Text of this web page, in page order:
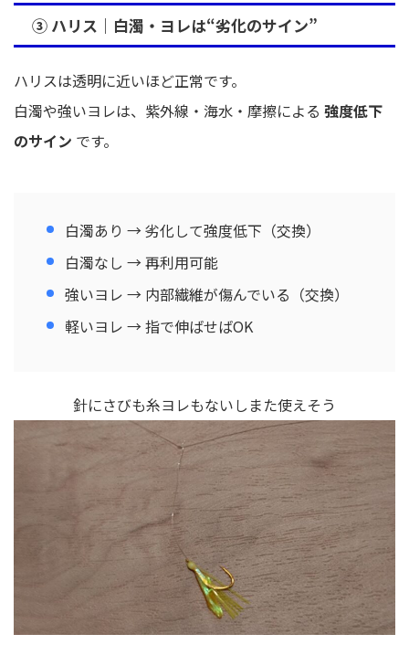
③ ハリス｜白濁・ヨレは“劣化のサイン”
ハリスは透明に近いほど正常です。
白濁や強いヨレは、紫外線・海水・摩擦による 強度低下
のサイン です。
白濁あり → 劣化して強度低下（交換）
白濁なし → 再利用可能
強いヨレ → 内部繊維が傷んでいる（交換）
軽いヨレ → 指で伸ばせばOK
針にさびも糸ヨレもないしまた使えそう